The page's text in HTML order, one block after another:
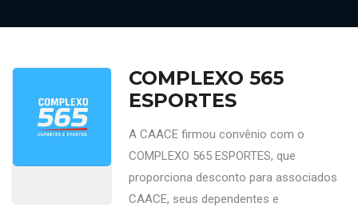
COMPLEXO 565
ESPORTES
A CAACE firmou convênio com o
COMPLEXO 565 ESPORTES, que
proporciona desconto para associados
CAACE, seus dependentes e